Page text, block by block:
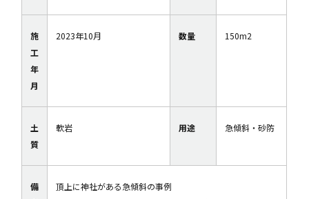
施
工
年
月
2023年10月 数量 150m2
土
質
軟岩 用途 急傾斜・砂防
備
頂上に神社がある急傾斜の事例